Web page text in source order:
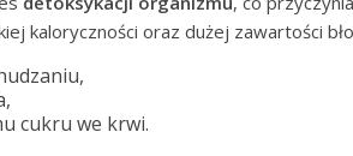
kaloryczności oraz dużej zawartości
cukru we krwi.